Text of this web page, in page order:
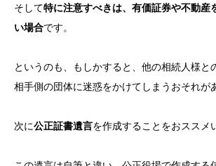
そして特に注意すべきは、有価証券や不動産
い場合です。
というのも、もしかすると、他の相続人様と
相手側の団体に迷惑をかけてしまうおそれが
次に公正証書遺言を作成することをおススメ